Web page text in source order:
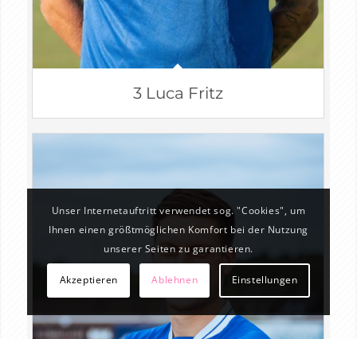
3 Luca Fritz
Unser Internetauftritt verwendet sog. "Cookies", um
Ihnen einen größtmöglichen Komfort bei der Nutzung
unserer Seiten zu garantieren.
Akzeptieren Ablehnen Einstellungen